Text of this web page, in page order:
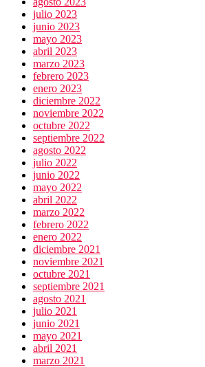
julio 2023
junio 2023
mayo 2023
abril 2023
marzo 2023
febrero 2023
enero 2023
diciembre 2022
noviembre 2022
octubre 2022
septiembre 2022
agosto 2022
julio 2022
junio 2022
mayo 2022
abril 2022
marzo 2022
febrero 2022
enero 2022
diciembre 2021
noviembre 2021
octubre 2021
septiembre 2021
agosto 2021
julio 2021
junio 2021
mayo 2021
abril 2021
marzo 2021